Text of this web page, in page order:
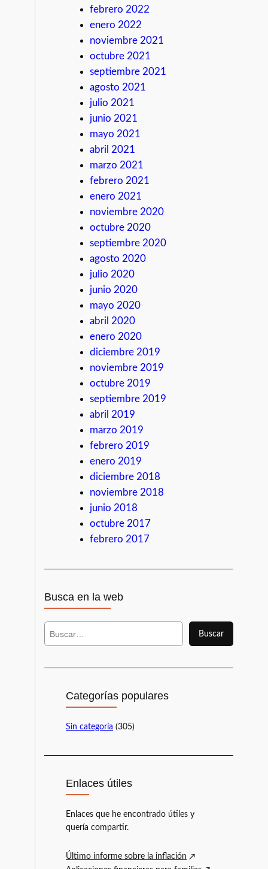
febrero 2022
enero 2022
noviembre 2021
octubre 2021
septiembre 2021
agosto 2021
julio 2021
junio 2021
mayo 2021
abril 2021
marzo 2021
febrero 2021
enero 2021
noviembre 2020
octubre 2020
septiembre 2020
agosto 2020
julio 2020
junio 2020
mayo 2020
abril 2020
enero 2020
diciembre 2019
noviembre 2019
octubre 2019
septiembre 2019
abril 2019
marzo 2019
febrero 2019
enero 2019
diciembre 2018
noviembre 2018
junio 2018
octubre 2017
febrero 2017
Busca en la web
c
Buscar
Categorías populares
Sin categoría (305)
Enlaces útiles
Enlaces que he encontrado útiles y
quería compartir.
Último informe sobre la inflación